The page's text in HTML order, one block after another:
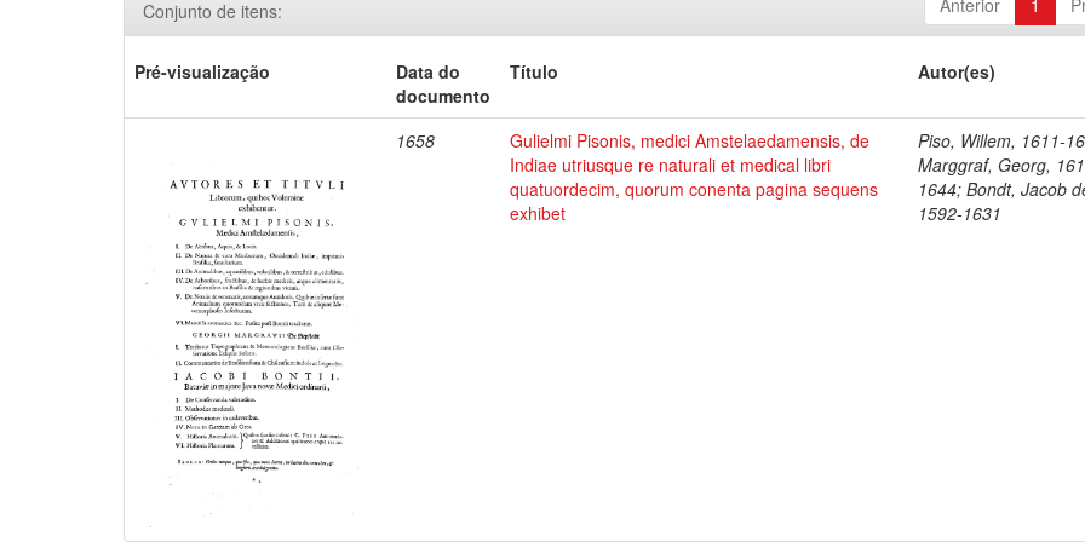
Anterior 1
Conjunto de itens:
Pré-visualização
Data do
documento
Título Autor(es)
1658
Gulielmi Pisonis, medici Amstelaedamensis, de
Indiae utriusque re naturali et medical libri
quatuordecim, quorum conenta pagina sequens
exhibet
Piso, Willem, 1611-
Marggraf, Georg,
1644; Bondt, Jacob
1592-1631